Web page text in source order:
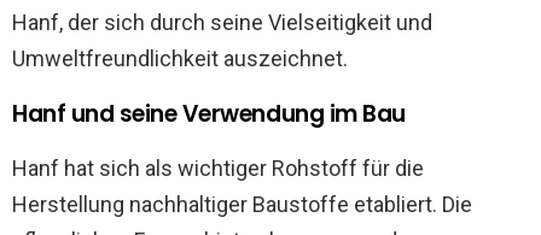
Hanf, der sich durch seine Vielseitigkeit und
Umweltfreundlichkeit auszeichnet.
Hanf und seine Verwendung im Bau
Hanf hat sich als wichtiger Rohstoff für die
Herstellung nachhaltiger Baustoffe etabliert. Die